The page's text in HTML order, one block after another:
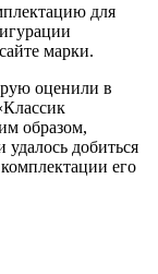
для
марки.
оценили в
образом,
добиться
его